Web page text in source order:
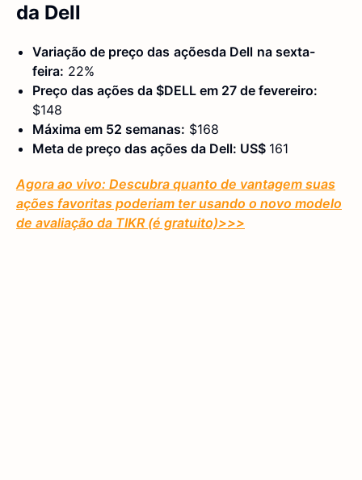
da Dell
Variação de preço das açõesda Dell na sexta-
feira: 22%
Preço das ações da $DELL em 27 de fevereiro:
$148
Máxima em 52 semanas: $168
Meta de preço das ações da Dell: US$ 161
Agora ao vivo: Descubra quanto de vantagem suas
ações favoritas poderiam ter usando o novo modelo
de avaliação da TIKR (é gratuito)>>>